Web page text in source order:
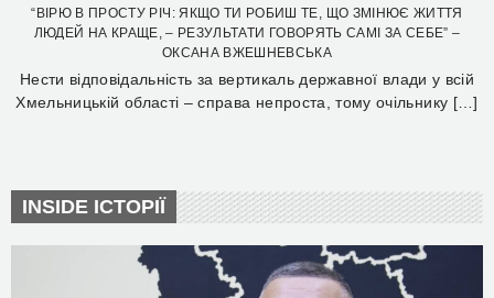
“ВІРЮ В ПРОСТУ РІЧ: ЯКЩО ТИ РОБИШ ТЕ, ЩО ЗМІНЮЄ ЖИТТЯ
ЛЮДЕЙ НА КРАЩЕ, – РЕЗУЛЬТАТИ ГОВОРЯТЬ САМІ ЗА СЕБЕ” –
ОКСАНА ВЖЕШНЕВСЬКА
Нести відповідальність за вертикаль державної влади у всій
Хмельницькій області – справа непроста, тому очільнику […]
INSIDE ІСТОРІЇ